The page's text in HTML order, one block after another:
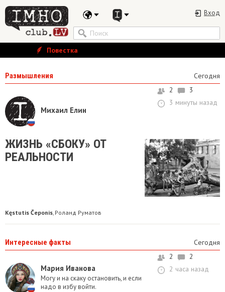
Вход
Повестка
Размышления Сегодня
Михаил Елин
2
3
3 минуты назад
ЖИЗНЬ «СБОКУ» ОТ
РЕАЛЬНОСТИ
Kęstutis Čeponis, Роланд Руматов
Интересные факты Сегодня
Мария Иванова
Могу и на скаку остановить, и если
надо в избу войти.
2
2
2 часа назад